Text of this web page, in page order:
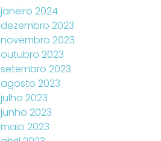
janeiro 2024
dezembro 2023
novembro 2023
outubro 2023
setembro 2023
agosto 2023
julho 2023
junho 2023
maio 2023